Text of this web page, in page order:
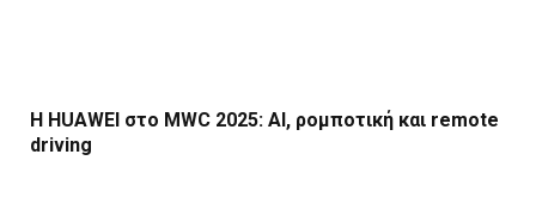
Η HUAWEI στο MWC 2025: AI, ρομποτική και remote
driving